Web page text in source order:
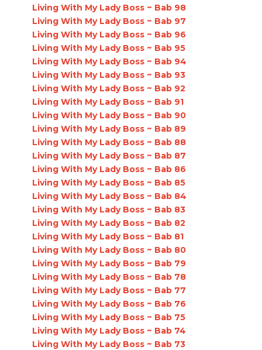
Living With My Lady Boss ~ Bab 98
Living With My Lady Boss ~ Bab 97
Living With My Lady Boss ~ Bab 96
Living With My Lady Boss ~ Bab 95
Living With My Lady Boss ~ Bab 94
Living With My Lady Boss ~ Bab 93
Living With My Lady Boss ~ Bab 92
Living With My Lady Boss ~ Bab 91
Living With My Lady Boss ~ Bab 90
Living With My Lady Boss ~ Bab 89
Living With My Lady Boss ~ Bab 88
Living With My Lady Boss ~ Bab 87
Living With My Lady Boss ~ Bab 86
Living With My Lady Boss ~ Bab 85
Living With My Lady Boss ~ Bab 84
Living With My Lady Boss ~ Bab 83
Living With My Lady Boss ~ Bab 82
Living With My Lady Boss ~ Bab 81
Living With My Lady Boss ~ Bab 80
Living With My Lady Boss ~ Bab 79
Living With My Lady Boss ~ Bab 78
Living With My Lady Boss ~ Bab 77
Living With My Lady Boss ~ Bab 76
Living With My Lady Boss ~ Bab 75
Living With My Lady Boss ~ Bab 74
Living With My Lady Boss ~ Bab 73